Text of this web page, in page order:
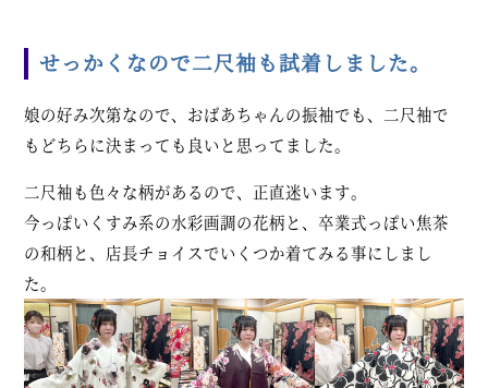
せっかくなので二尺袖も試着しました。
娘の好み次第なので、おばあちゃんの振袖でも、二尺袖で
もどちらに決まっても良いと思ってました。
二尺袖も色々な柄があるので、正直迷います。
今っぽいくすみ系の水彩画調の花柄と、卒業式っぽい焦茶
の和柄と、店長チョイスでいくつか着てみる事にしまし
た。